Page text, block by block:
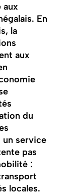
aux
En
la
aux
du
service
pas
:
locales.